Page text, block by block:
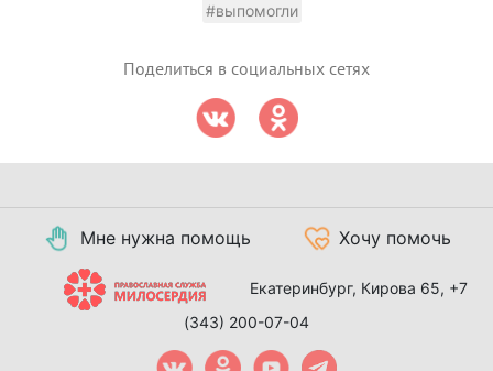
#выпомогли
Поделиться в социальных сетях
Мне нужна помощь Хочу помочь
Екатеринбург, Кирова 65, +7
(343) 200-07-04